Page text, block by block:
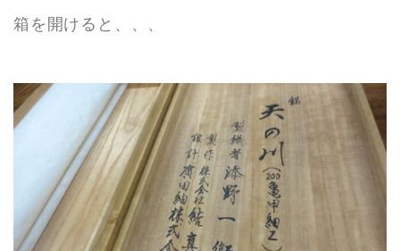
箱を開けると、、、